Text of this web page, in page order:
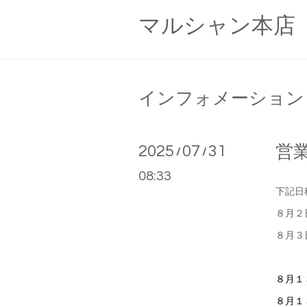
マルシャン本店
インフォメーション
2025 / 07 /31
08:33
営
下記
８月
８月
８月
８月